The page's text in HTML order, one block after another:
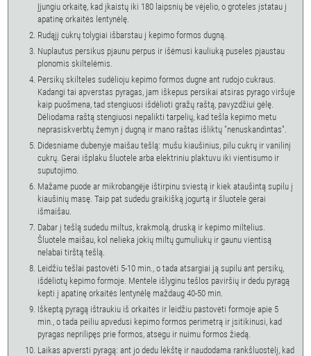
Įjungiu orkaitę, kad įkaistų iki 180 laipsnių be vėjelio, o groteles įstatau į
apatinę orkaitės lentynėlę.
Rudąjį cukrų tolygiai išbarstau į kepimo formos dugną.
Nuplautus persikus pjaunu perpus ir išėmusi kauliuką puseles pjaustau
plonomis skiltelėmis.
Persikų skilteles sudėlioju kepimo formos dugne ant rudojo cukraus.
Kadangi tai apverstas pyragas, jam iškepus persikai atsiras pyrago viršuje
kaip puošmena, tad stengiuosi išdėlioti gražų raštą, pavyzdžiui gėlę.
Dėliodama raštą stengiuosi nepalikti tarpelių, kad tešla kepimo metu
neprasiskverbtų žemyn į dugną ir mano raštas išliktų "nenuskandintas".
Didesniame dubenyje maišau tešlą: mušu kiaušinius, pilu cukrų ir vanilinį
cukrų. Gerai išplaku šluotele arba elektriniu plaktuvu iki vientisumo ir
suputojimo.
Mažame puode ar mikrobangėje ištirpinu sviestą ir kiek ataušintą supilu į
kiaušinių masę. Taip pat sudedu graikišką jogurtą ir šluotele gerai
išmaišau.
Dabar į tešlą sudedu miltus, krakmolą, druską ir kepimo miltelius.
Šluotele maišau, kol nelieka jokių miltų gumuliukų ir gaunu vientisą
nelabai tirštą tešlą.
Leidžiu tešlai pastovėti 5-10 min., o tada atsargiai ją supilu ant persikų,
išdėliotų kepimo formoje. Mentele išlyginu tešlos paviršių ir dedu pyragą
kepti į apatinę orkaitės lentynėlę maždaug 40-50 min.
Iškeptą pyragą ištraukiu iš orkaitės ir leidžiu pastovėti formoje apie 5
min., o tada peiliu apvedusi kepimo formos perimetrą ir įsitikinusi, kad
pyragas neprilipęs prie formos, atsegu ir nuimu formos žiedą.
Laikas apversti pyragą: ant jo dedu lėkštę ir naudodama rankšluostėlį, kad